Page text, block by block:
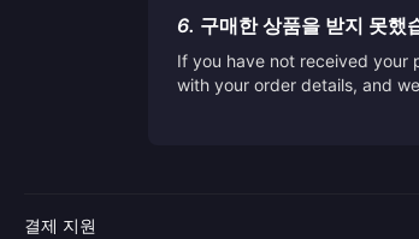
6. 구매한 상품을 받지 못했
If you have not received your
with your order details, and
결제 지원